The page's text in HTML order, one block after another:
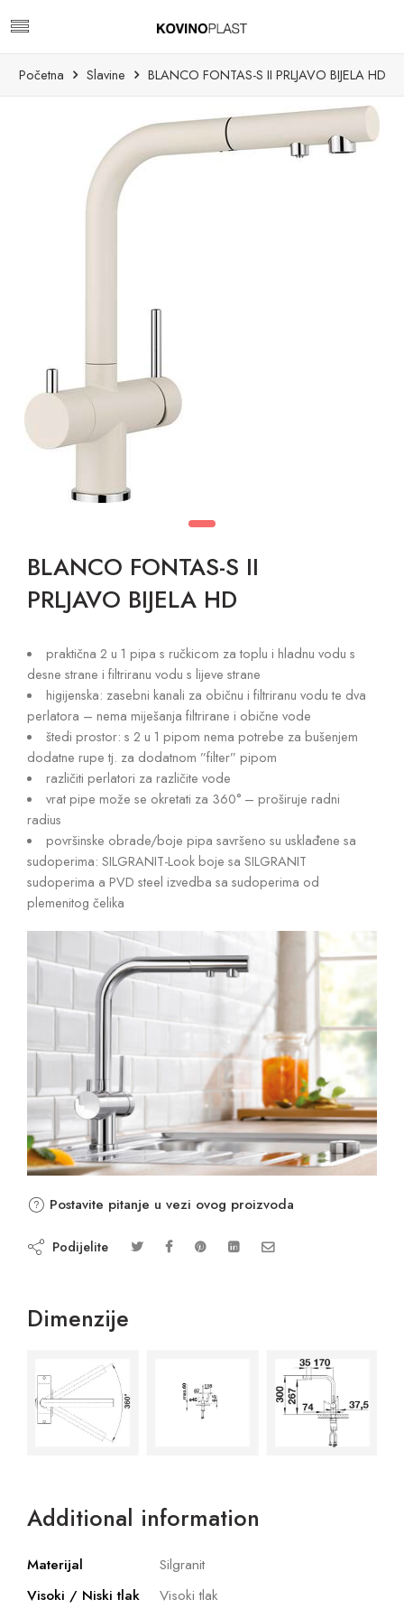
Početna Slavine BLANCO FONTAS-S II PRLJAVO BIJELA HD
BLANCO FONTAS-S II
PRLJAVO BIJELA HD
praktična 2 u 1 pipa s ručkicom za toplu i hladnu vodu s
desne strane i filtriranu vodu s lijeve strane
higijenska: zasebni kanali za običnu i filtriranu vodu te dva
perlatora – nema miješanja filtrirane i obične vode
štedi prostor: s 2 u 1 pipom nema potrebe za bušenjem
dodatne rupe tj. za dodatnom ”filter” pipom
različiti perlatori za različite vode
vrat pipe može se okretati za 360° – proširuje radni
radius
površinske obrade/boje pipa savršeno su usklađene sa
sudoperima: SILGRANIT-Look boje sa SILGRANIT
sudoperima a PVD steel izvedba sa sudoperima od
plemenitog čelika
Postavite pitanje u vezi ovog proizvoda
Podijelite
Dimenzije
Additional information
Materijal
Silgranit
Visoki / Niski tlak
Visoki tlak